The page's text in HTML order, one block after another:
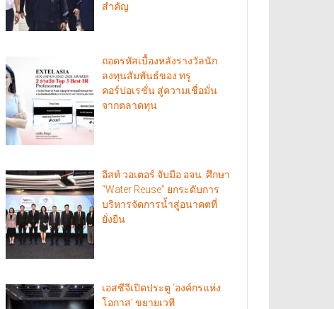
สำคัญ
ถอดรหัสเบื้องหลังรางวัลนัก
ลงทุนสัมพันธ์ของ ทรู
คอร์ปอเรชั่น สู่ความเชื่อมั่น
จากตลาดทุน
อีสท์ วอเตอร์ จับมือ อจน. ศึกษา
“Water Reuse” ยกระดับการ
บริหารจัดการน้ำสู่อนาคตที่
ยั่งยืน
เอสซีจีเปิดประตู ‘องค์กรแห่ง
โอกาส’ ขยายเวที